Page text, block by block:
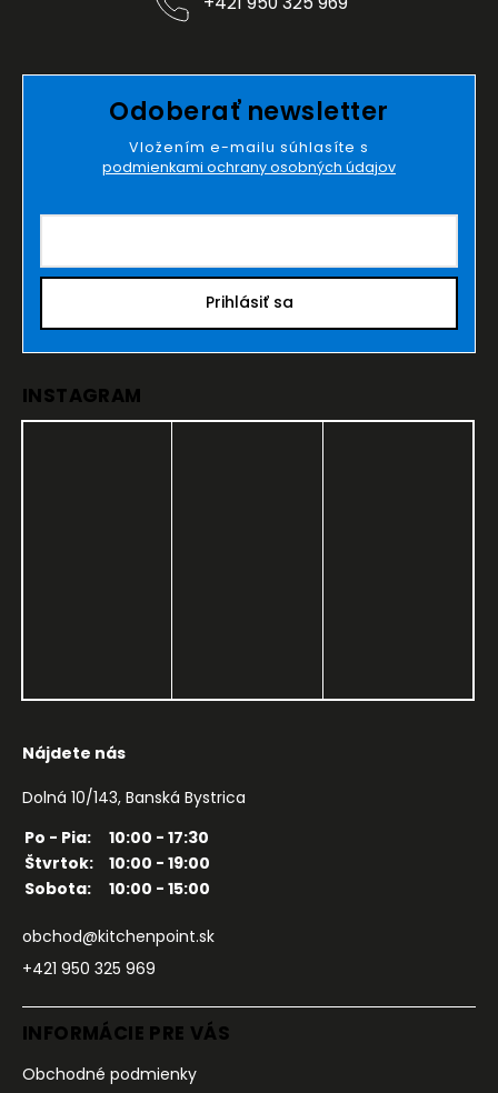
Odoberať newsletter
Vložením e-mailu súhlasíte s
podmienkami ochrany osobných údajov
Prihlásiť sa
INSTAGRAM
Nájdete nás
Dolná 10/143, Banská Bystrica
Po - Pia:
10:00 - 17:30
Štvrtok:
10:00 - 19:00
Sobota:
10:00 - 15:00
obchod@kitchenpoint.sk
+421 950 325 969
INFORMÁCIE PRE VÁS
Obchodné podmienky